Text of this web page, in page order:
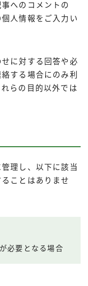
へのコメントの
人情報をご入力い
に対する回答や必
する場合にのみ利
らの目的以外では
理し、以下に該当
ことはありませ
必要となる場合